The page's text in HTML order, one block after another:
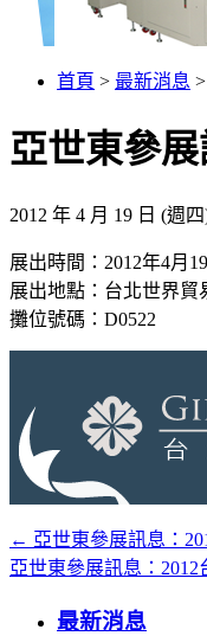
首頁 > 最新消息
亞世東參展
2012 年 4 月 19 日 (週
展出時間：2012年4月
展出地點：台北世界貿
攤位號碼：D0522
← 亞世東參展訊息：
亞世東參展訊息：2012
最新消息